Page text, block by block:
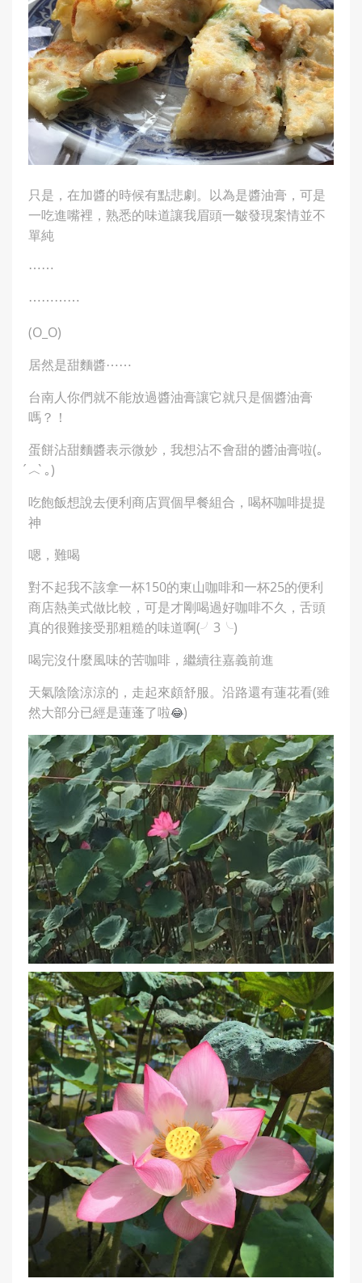
只是，在加醬的時候有點悲劇。以為是醬油膏，可是
一吃進嘴裡，熟悉的味道讓我眉頭一皺發現案情並不
單純
⋯⋯
⋯⋯⋯⋯
(O_O)
居然是甜麵醬⋯⋯
台南人你們就不能放過醬油膏讓它就只是個醬油膏
嗎？！
蛋餅沾甜麵醬表示微妙，我想沾不會甜的醬油膏啦(｡
́︿ ̀｡)
吃飽飯想說去便利商店買個早餐組合，喝杯咖啡提提
神
嗯，難喝
對不起我不該拿一杯150的東山咖啡和一杯25的便利
商店熱美式做比較，可是才剛喝過好咖啡不久，舌頭
真的很難接受那粗糙的味道啊(╯3╰)
喝完沒什麼風味的苦咖啡，繼續往嘉義前進
天氣陰陰涼涼的，走起來頗舒服。沿路還有蓮花看(雖
然大部分已經是蓮蓬了啦😂)